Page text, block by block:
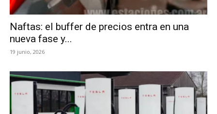
Naftas: el buffer de precios entra en una
nueva fase y...
19 junio, 2026